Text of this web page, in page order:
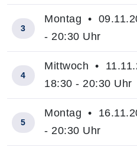
3
Montag •
- 20:30 Uhr
4
Mittwoch •
18:30 - 20:30 Uhr
5
Montag •
- 20:30 Uhr